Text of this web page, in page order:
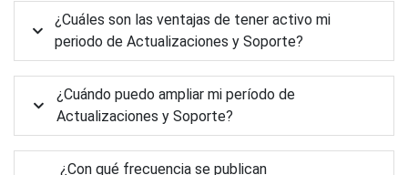
¿Cuáles son las ventajas de tener activo mi
periodo de Actualizaciones y Soporte?
¿Cuándo puedo ampliar mi período de
Actualizaciones y Soporte?
¿Con qué frecuencia se publican